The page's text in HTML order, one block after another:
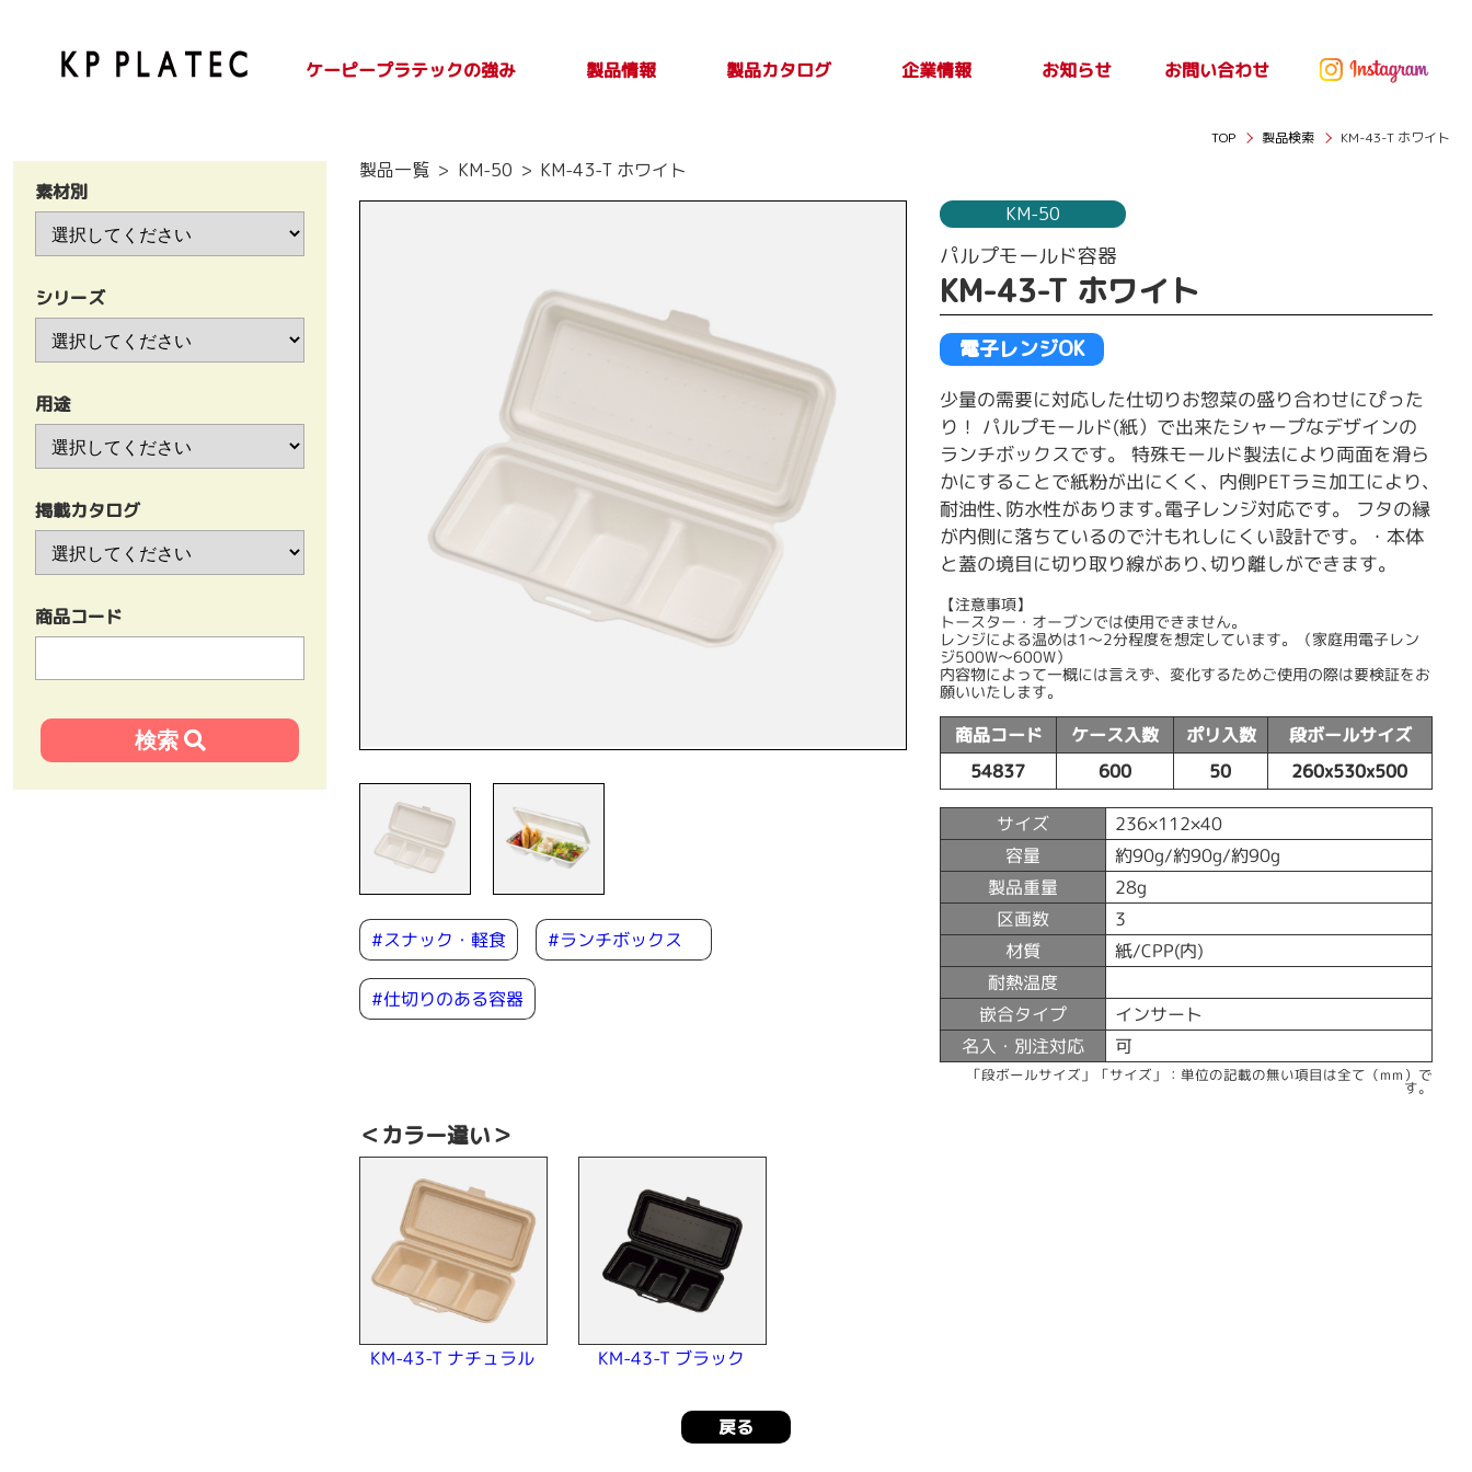
ケーピープラテックの強み 製品情報
報
取扱上の注意
製品カタログ 企業情報 お知らせ お問い合わせ
TOP 製品検索 KM-43-T ホワイト
素材別
シリーズ
用途
掲載カタログ
商品コード
製品一覧 KM-50 KM-43-T ホワイト
#スナック・軽食 #ランチボックス
#仕切りのある容器
KM-50
パルプモールド容器
KM-43-T ホワイト
電子レンジOK
少量の需要に対応した仕切りお惣菜の盛り合わせにぴった
り！ パルプモールド(紙）で出来たシャープなデザインの
ランチボックスです。 特殊モールド製法により両面を滑ら
かにすることで紙粉が出にくく、内側PETラミ加工により､
耐油性､防水性があります｡電子レンジ対応です。 フタの縁
が内側に落ちているので汁もれしにくい設計です。・本体
と蓋の境目に切り取り線があり､切り離しができます｡
【注意事項】
トースター・オーブンでは使用できません。
レンジによる温めは1〜2分程度を想定しています。（家庭用電子レン
ジ500W〜600W）
内容物によって一概には言えず、変化するためご使用の際は要検証をお
願いいたします。
商品コード ケース入数 ポリ入数 段ボールサイズ
54837 600 50 260x530x500
サイズ 236×112×40
容量 約90g/約90g/約90g
製品重量 28g
区画数 3
材質 紙/CPP(内)
耐熱温度
嵌合タイプ インサート
名入・別注対応 可
「段ボールサイズ」「サイズ」：単位の記載の無い項目は全て（mm）で
す。
＜カラー違い＞
KM-43-T ナチュラル KM-43-T ブラック
戻る